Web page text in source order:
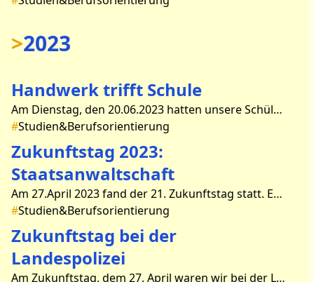
>2023
Handwerk trifft Schule
Am Dienstag, den 20.06.2023 hatten unsere Schülerinnen und Schüler des 8. und 9. Jahrgangs die Möglichkeit, an der Lehrberufeschau des Handwerks teilzunehmen, die von der Handwerkskammer
#Studien&Berufsorientierung
Zukunftstag 2023:
Staatsanwaltschaft
Am 27.April 2023 fand der 21. Zukunftstag statt. Es gab wie jedes Jahr eine Vielzahl von Angeboten, in denen die verschiedensten Berufe ausgestellt werden konnten. Wir entschieden uns für d
#Studien&Berufsorientierung
Zukunftstag bei der
Landespolizei
Am Zukunftstag, dem 27. April waren wir bei der Landespolizei in Frankfurt Oder. Um 09:30 Uhr startete der Tag mit einer kleinen Vorstellungsrunde. Danach nahmen uns Kriminaltechniker auf Sp